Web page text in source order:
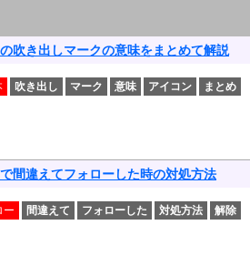
吹き出しマークの意味をまとめて解説
吹き出し マーク 意味 アイコン まとめ
間違えてフォローした時の対処方法
ー 間違えて フォローした 対処方法 解除